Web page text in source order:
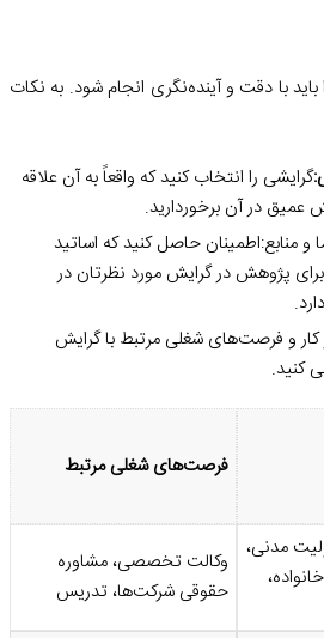
با دقت و آینده‌نگری انجام شود. به نکات
گرایشی را انتخاب کنید که واقعاً به آن علاقه
عمیق در آن برخوردارید.
و منابع:اطمینان حاصل کنید که اساتید
پژوهش در گرایش مورد نظرتان در
کار و فرصت‌های شغلی مرتبط با گرایش
کنید.
فرصت‌های شغلی مرتبط
مدنی،
وکالت تخصصی، مشاوره
حقوقی شرکت‌ها، تدریس